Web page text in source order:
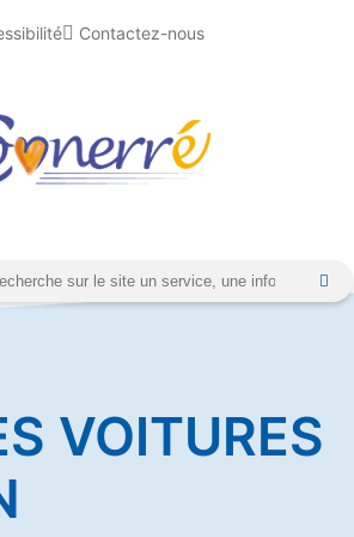
Contactez-nous
VOITURES